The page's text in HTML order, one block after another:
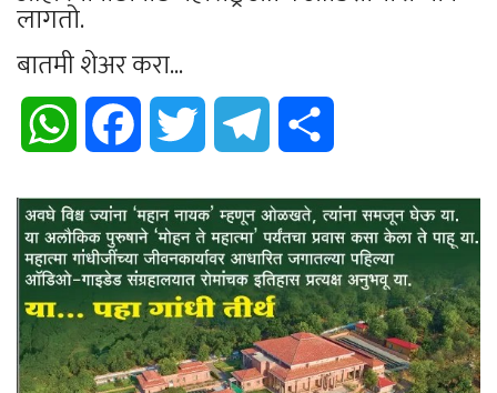
लागतो.
बातमी शेअर करा...
WhatsApp Facebook Twitter Telegram